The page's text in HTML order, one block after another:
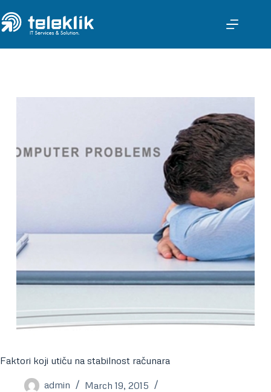
Faktori koji utiču na stabilnost računara
admin
March 19, 2015